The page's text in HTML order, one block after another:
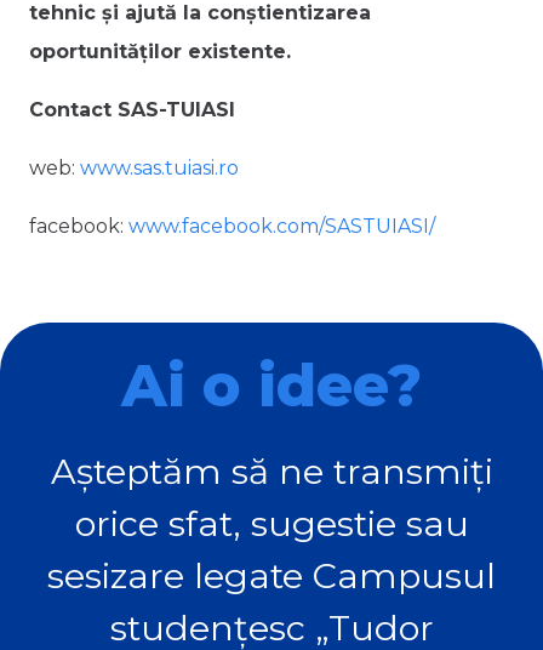
tehnic și ajută la conștientizarea
oportunităților existente.
Contact SAS-TUIASI
web: www.sas.tuiasi.ro
facebook: www.facebook.com/SASTUIASI/
Ai o idee?
Așteptăm să ne transmiți
orice sfat, sugestie sau
sesizare legate Campusul
studențesc „Tudor